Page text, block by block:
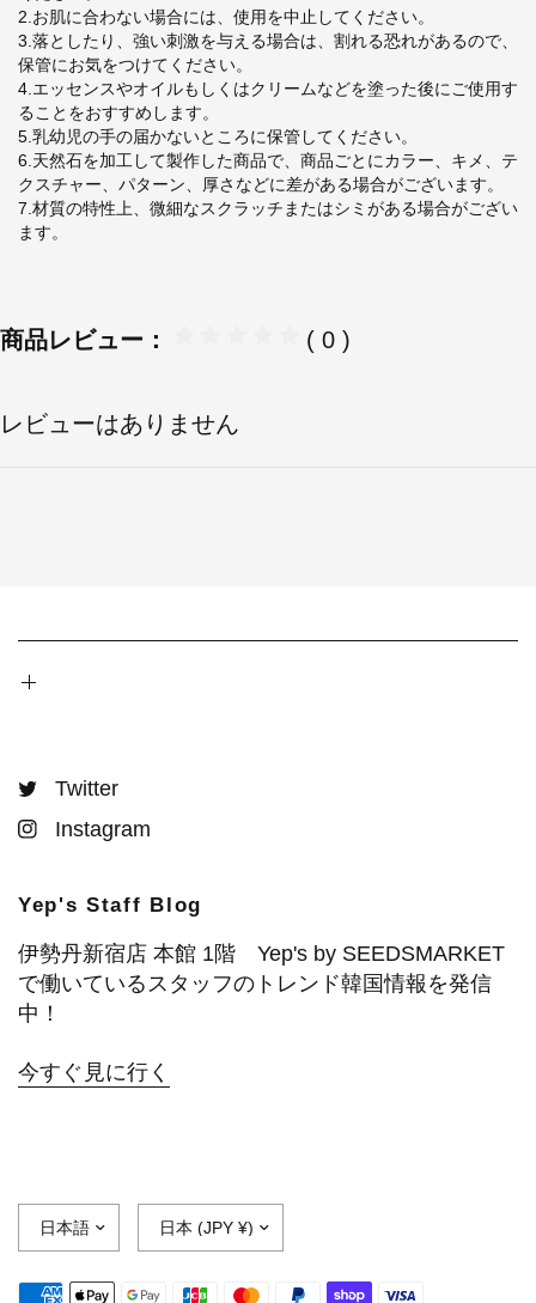
2.お肌に合わない場合には、使用を中止してください。
3.落としたり、強い刺激を与える場合は、割れる恐れがあるので、
保管にお気をつけてください。
4.エッセンスやオイルもしくはクリームなどを塗った後にご使用す
ることをおすすめします。
5.乳幼児の手の届かないところに保管してください。
6.天然石を加工して製作した商品で、商品ごとにカラー、キメ、テ
クスチャー、パターン、厚さなどに差がある場合がございます。
7.材質の特性上、微細なスクラッチまたはシミがある場合がござい
ます。
商品レビュー： ( 0 )
レビューはありません
Twitter
Instagram
Yep's Staff Blog
伊勢丹新宿店 本館 1階 Yep's by SEEDSMARKET
で働いているスタッフのトレンド韓国情報を発信
中！
今すぐ見に行く